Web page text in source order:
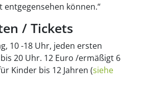
können.“
/ Tickets
10 -18 Uhr, jeden ersten
20 Uhr. 12 Euro /ermäßigt 6
Kinder bis 12 Jahren (siehe